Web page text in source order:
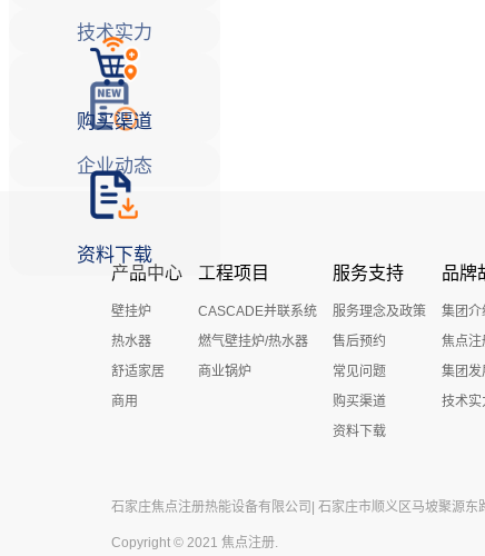
购买渠道
资料下载
技术实力
企业动态
产品中心
壁挂炉
热水器
舒适家居
商用
工程项目
CASCADE并联系统
燃气壁挂炉/热水器
商业锅炉
服务支持
服务理念及政策
售后预约
常见问题
购买渠道
资料下载
品牌
集团介
焦点注
集团发
技术实
石家庄焦点注册热能设备有限公司| 石家庄市顺义区马坡聚源
Copyright © 2021 焦点注册.